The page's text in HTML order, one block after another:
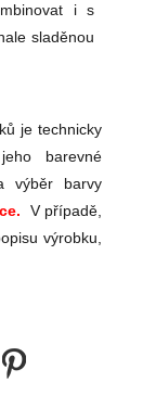
i s
sladěnou
je technicky
barevné
výběr barvy
V případě,
výrobku,